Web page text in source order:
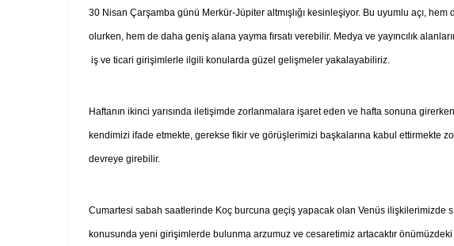
30 Nisan Çarşamba günü Merkür-Jüpiter altmışlığı kesinleşiyor. Bu uyumlu açı,
olurken, hem de daha geniş alana yayma fırsatı verebilir. Medya ve yayıncılık
iş ve ticari girişimlerle ilgili konularda güzel gelişmeler yakalayabiliriz.
Haftanın ikinci yarısında iletişimde zorlanmalara işaret eden ve hafta sonuna
kendimizi ifade etmekte, gerekse fikir ve görüşlerimizi başkalarına kabul ettirmekte
devreye girebilir.
Cumartesi sabah saatlerinde Koç burcuna geçiş yapacak olan Venüs ilişkilerimizde
konusunda yeni girişimlerde bulunma arzumuz ve cesaretimiz artacaktır